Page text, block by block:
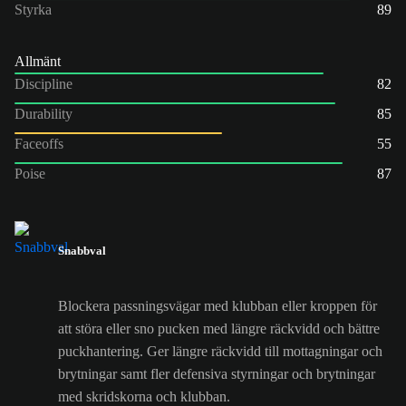
Styrka
89
Allmänt
Discipline
82
Durability
85
Faceoffs
55
Poise
87
Snabbval
Blockera passningsvägar med klubban eller kroppen för
att störa eller sno pucken med längre räckvidd och bättre
puckhantering. Ger längre räckvidd till mottagningar och
brytningar samt fler defensiva styrningar och brytningar
med skridskorna och klubban.